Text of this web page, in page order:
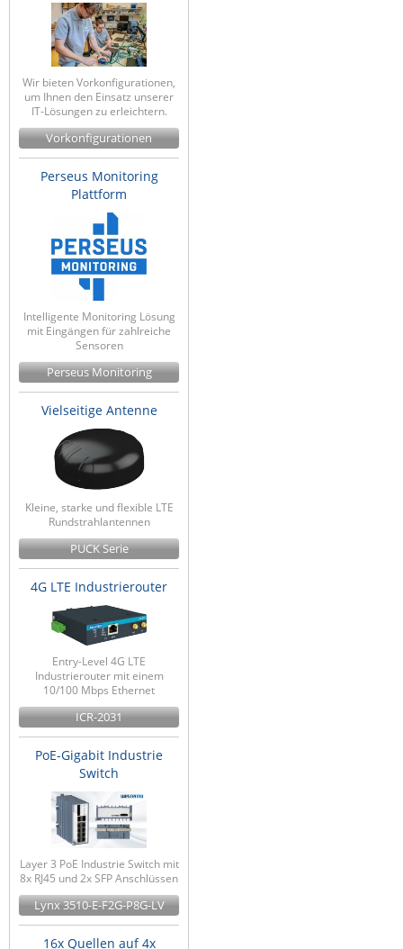
Wir bieten Vorkonfigurationen,
um Ihnen den Einsatz unserer
IT-Lösungen zu erleichtern.
Vorkonfigurationen
Perseus Monitoring
Plattform
Intelligente Monitoring Lösung
mit Eingängen für zahlreiche
Sensoren
Perseus Monitoring
Vielseitige Antenne
Kleine, starke und flexible LTE
Rundstrahlantennen
PUCK Serie
4G LTE Industrierouter
Entry-Level 4G LTE
Industrierouter mit einem
10/100 Mbps Ethernet
ICR-2031
PoE-Gigabit Industrie
Switch
Layer 3 PoE Industrie Switch mit
8x RJ45 und 2x SFP Anschlüssen
Lynx 3510-E-F2G-P8G-LV
16x Quellen auf 4x